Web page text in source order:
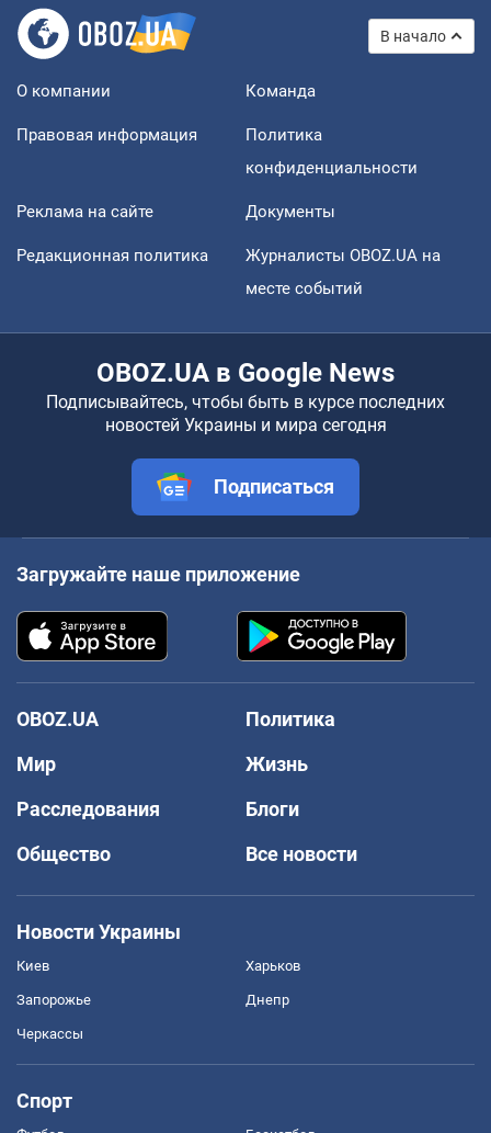
В начало
О компании Команда
Правовая информация
Политика
конфиденциальности
Реклама на сайте Документы
Редакционная политика
Журналисты OBOZ.UA на
месте событий
OBOZ.UA в Google News
Подписывайтесь, чтобы быть в курсе последних
новостей Украины и мира сегодня
Подписаться
Загружайте наше приложение
OBOZ.UA
Политика
Мир
Жизнь
Расследования
Блоги
Общество
Все новости
Новости Украины
Киев Харьков
Запорожье Днепр
Черкассы
Спорт